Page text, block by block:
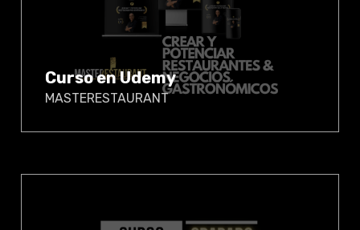
Curso en Udemy
MASTERESTAURANT